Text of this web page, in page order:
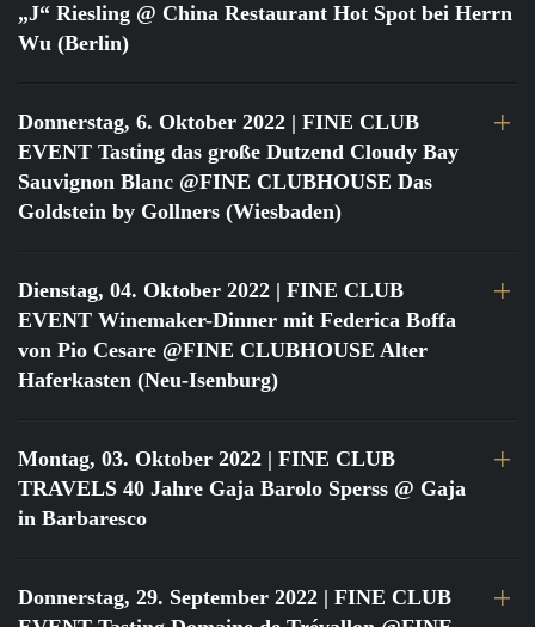
„J“ Riesling @ China Restaurant Hot Spot bei Herrn
Wu (Berlin)
Donnerstag, 6. Oktober 2022 | FINE CLUB
EVENT Tasting das große Dutzend Cloudy Bay
Sauvignon Blanc @FINE CLUBHOUSE Das
Goldstein by Gollners (Wiesbaden)
Dienstag, 04. Oktober 2022 | FINE CLUB
EVENT Winemaker-Dinner mit Federica Boffa
von Pio Cesare @FINE CLUBHOUSE Alter
Haferkasten (Neu-Isenburg)
Montag, 03. Oktober 2022 | FINE CLUB
TRAVELS 40 Jahre Gaja Barolo Sperss @ Gaja
in Barbaresco
Donnerstag, 29. September 2022 | FINE CLUB